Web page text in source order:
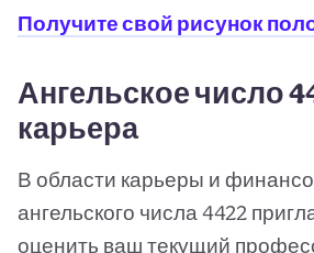
Получите свой рисунок
Ангельское число
карьера
В области карьеры и
ангельского числа 4422
оценить ваш текущий